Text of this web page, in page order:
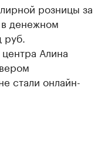
розницы за
денежном
руб.
Алина
стали онлайн-